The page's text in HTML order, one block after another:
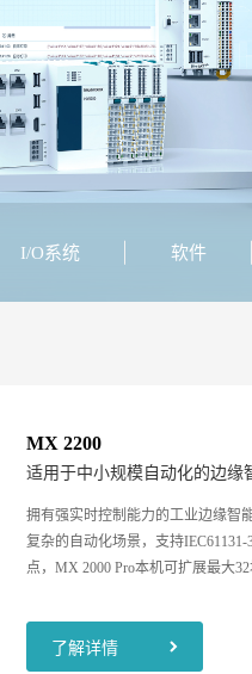
I/O系统 软件
MX 2200
适用于中小规模自动化的边缘
拥有强实时控制能力的工业边缘智
复杂的自动化场景，支持
点，MX 2000 Pro本机可扩展最大
了解详情